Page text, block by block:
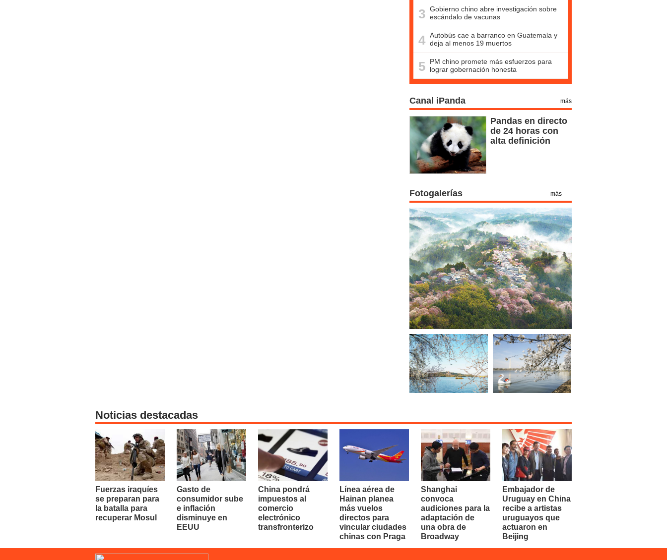
3 Gobierno chino abre investigación sobre
escándalo de vacunas
4 Autobús cae a barranco en Guatemala y
deja al menos 19 muertos
5
PM chino promete más esfuerzos para
lograr gobernación honesta
Canal iPanda más
Pandas en directo
de 24 horas con
alta definición
Fotogalerías más
Noticias destacadas
Fuerzas iraquíes
se preparan para
la batalla para
recuperar Mosul
Gasto de
consumidor sube
e inflación
disminuye en
EEUU
China pondrá
impuestos al
comercio
electrónico
transfronterizo
Línea aérea de
Hainan planea
más vuelos
directos para
vincular ciudades
chinas con Praga
Shanghai
convoca
audiciones para la
adaptación de
una obra de
Broadway
Embajador de
Uruguay en China
recibe a artistas
uruguayos que
actuaron en
Beijing